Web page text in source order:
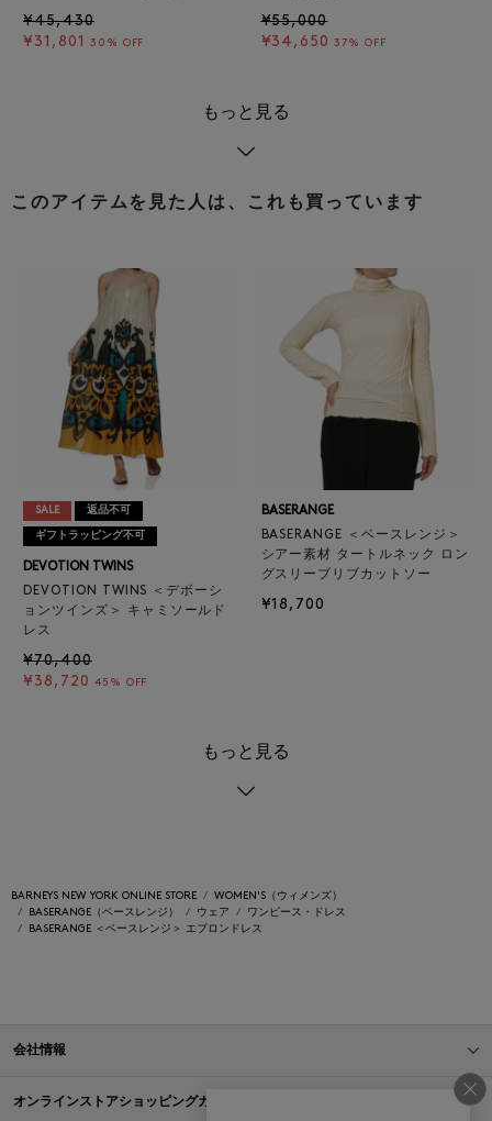
¥45,430
¥31,801
30% OFF
¥55,000
¥34,650 37% OFF
もっと見る
このアイテムを見た人は、これも買っています
SALE 返品不可
ギフトラッピング不可
DEVOTION TWINS
DEVOTION TWINS ＜デボーシ
ョンツインズ＞ キャミソールド
レス
¥70,400
¥38,720 45% OFF
BASERANGE
BASERANGE ＜ベースレンジ＞
シアー素材 タートルネック ロン
グスリーブリブカットソー
¥18,700
もっと見る
BARNEYS NEW YORK ONLINE STORE
WOMEN'S（ウィメンズ）
BASERANGE（ベースレンジ）
ウェア
ワンピース・ドレス
BASERANGE ＜ベースレンジ＞ エプロンドレス
会社情報
オンラインストアショッピングガイド